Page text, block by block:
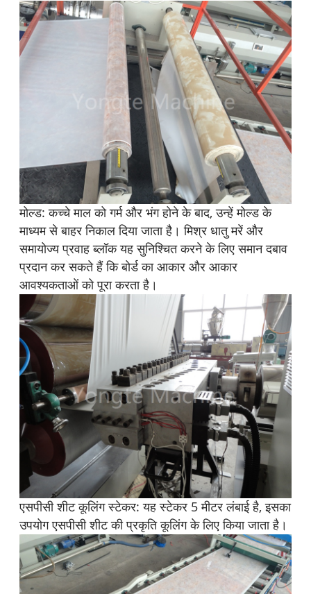
मोल्ड: कच्चे माल को गर्म और भंग होने के बाद, उन्हें मोल्ड के
माध्यम से बाहर निकाल दिया जाता है। मिश्र धातु मरें और
समायोज्य प्रवाह ब्लॉक यह सुनिश्चित करने के लिए समान दबाव
प्रदान कर सकते हैं कि बोर्ड का आकार और आकार
आवश्यकताओं को पूरा करता है।
एसपीसी शीट कूलिंग स्टेकर: यह स्टेकर 5 मीटर लंबाई है, इसका
उपयोग एसपीसी शीट की प्रकृति कूलिंग के लिए किया जाता है।